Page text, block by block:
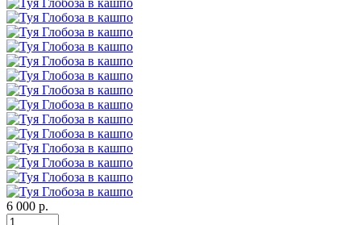
6 000 р.